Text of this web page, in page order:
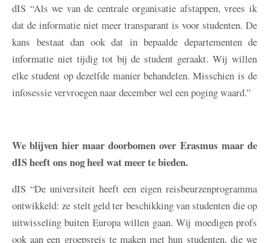
dIS “Als we van de centrale organisatie afstappen, vrees ik
dat de informatie niet meer transparant is voor studenten. De
kans bestaat dan ook dat in bepaalde departementen de
informatie niet tijdig tot bij de student geraakt. Wij willen
elke student op dezelfde manier behandelen. Misschien is de
infosessie vervroegen naar december wel een poging waard.”
We blijven hier maar doorbomen over Erasmus maar de
dIS heeft ons nog heel wat meer te bieden.
dIS “De universiteit heeft een eigen reisbeurzenprogramma
ontwikkeld: ze stelt geld ter beschikking van studenten die op
uitwisseling buiten Europa willen gaan. Wij moedigen profs
ook aan een groepsreis te maken met hun studenten, die we